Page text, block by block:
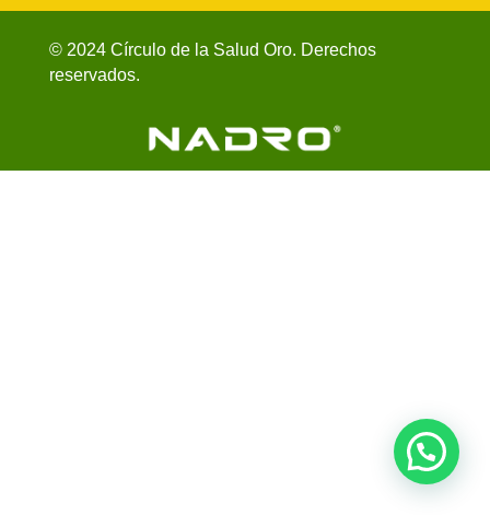
© 2024 Círculo de la Salud Oro. Derechos
reservados.